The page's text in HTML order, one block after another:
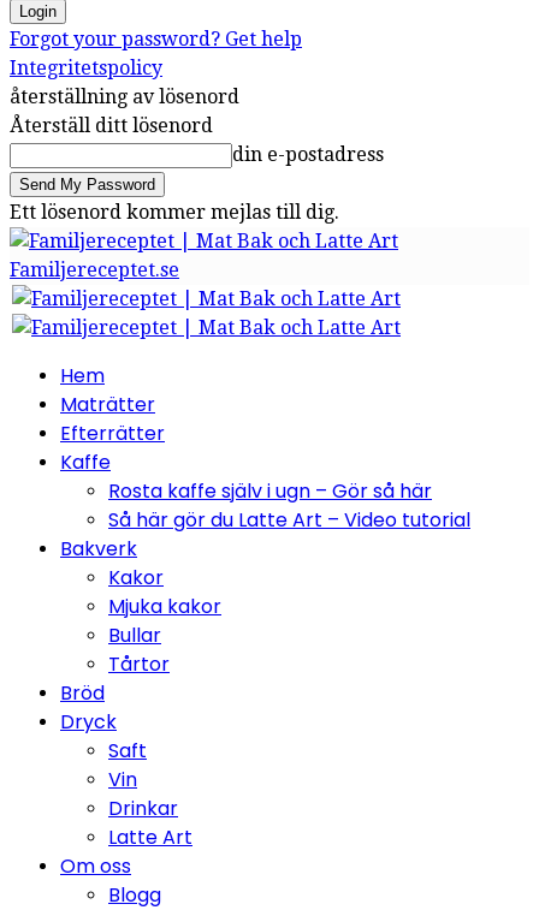
Forgot your password? Get help
Integritetspolicy
återställning av lösenord
Återställ ditt lösenord
din e-postadress
Ett lösenord kommer mejlas till dig.
Familjereceptet.se
Hem
Maträtter
Efterrätter
Kaffe
Rosta kaffe själv i ugn – Gör så här
Så här gör du Latte Art – Video tutorial
Bakverk
Kakor
Mjuka kakor
Bullar
Tårtor
Bröd
Dryck
Saft
Vin
Drinkar
Latte Art
Om oss
Blogg